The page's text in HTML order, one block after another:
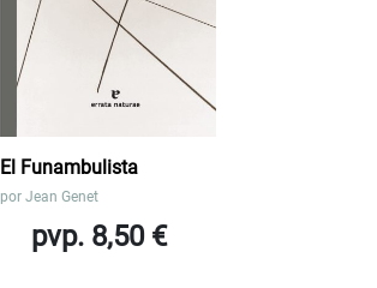
El Funambulista
por Jean Genet
pvp. 8,50 €